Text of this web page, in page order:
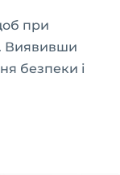
при
Виявивши
безпеки і